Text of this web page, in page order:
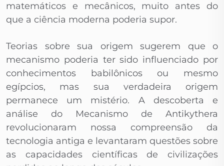
matemáticos e mecânicos, muito antes do
que a ciência moderna poderia supor.
Teorias sobre sua origem sugerem que o
mecanismo poderia ter sido influenciado por
conhecimentos babilônicos ou mesmo
egípcios, mas sua verdadeira origem
permanece um mistério. A descoberta e
análise do Mecanismo de Antikythera
revolucionaram nossa compreensão da
tecnologia antiga e levantaram questões sobre
as capacidades científicas de civilizações